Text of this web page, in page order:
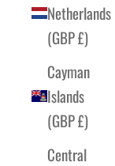
Netherlands
(GBP £)
Cayman
Islands
(GBP £)
Central